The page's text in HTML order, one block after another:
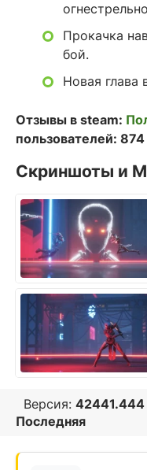
Прокачка
бой.
Новая глава
Отзывы в steam:
пользователей: 874
Скриншоты и
Версия: 42441.444
Последняя